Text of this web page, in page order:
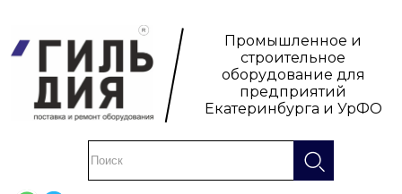
Промышленное и
строительное
оборудование для
предприятий
Екатеринбурга и УрФО